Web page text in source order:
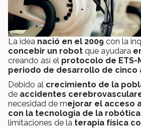
La idea nació en el 2009 con la
concebir un robot que ayudara
creando así el protocolo de ETS-
periodo de desarrollo de cinco
Debido al crecimiento de la
de accidentes
necesidad de mejorar el acceso
con la tecnología de la robótica
limitaciones de la terapia física